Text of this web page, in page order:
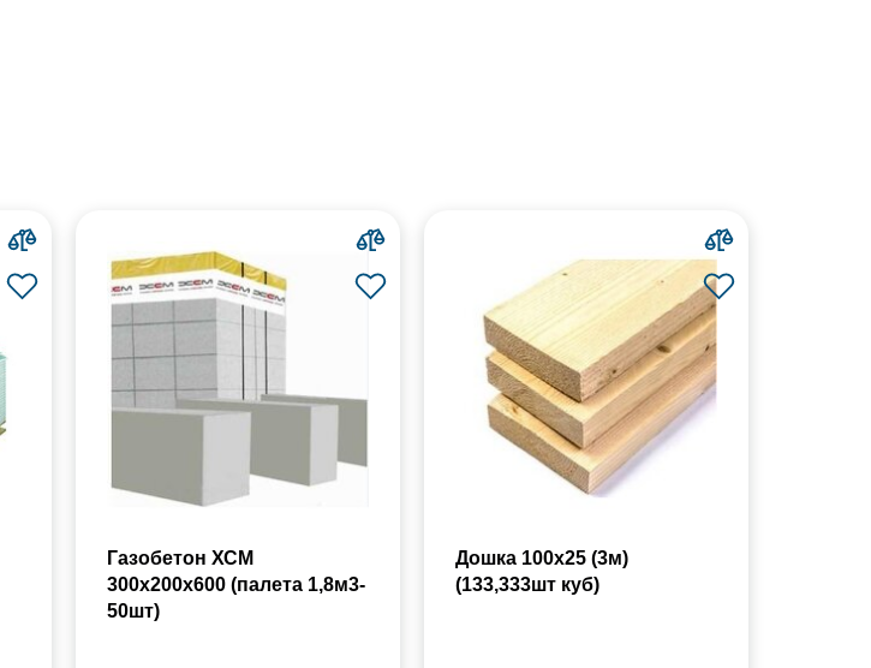
Газобетон ХСМ
300x200x600 (палета 1,8м3-
50шт)
Дошка 100х25 (3м)
(133,333шт куб)